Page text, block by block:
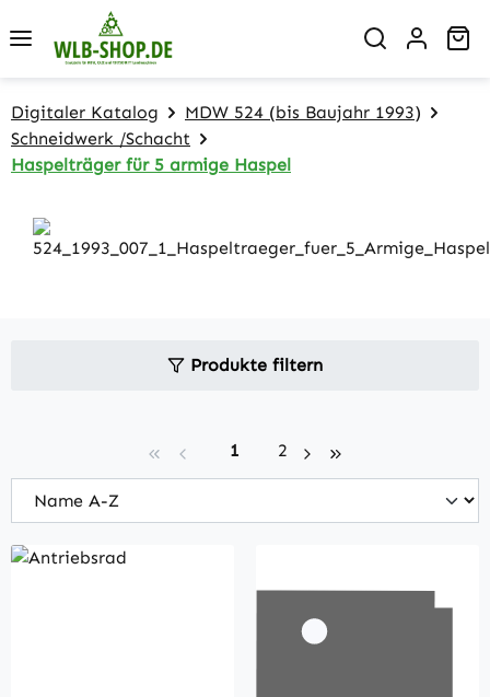
Zum Hauptinhalt springen
Digitaler Katalog
MDW 524 (bis Baujahr 1993)
Schneidwerk /Schacht
Haspelträger für 5 armige Haspel
Produkte filtern
Seite
1 Seite
2